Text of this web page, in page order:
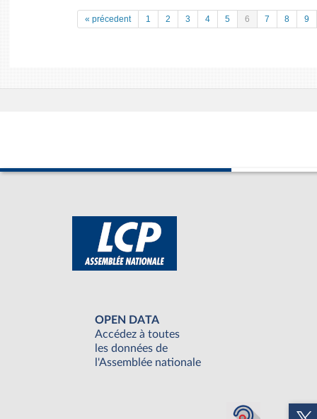
« précedent 1 2 3 4 5 6 7 8 9
OPEN DATA
Accédez à toutes
les données de
l'Assemblée nationale